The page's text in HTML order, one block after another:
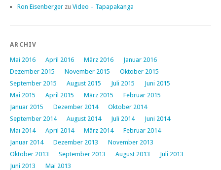
Ron Eisenberger zu Video – Tapapakanga
ARCHIV
Mai 2016 April 2016 März 2016
Januar 2016
Dezember 2015
November 2015
Oktober 2015
September 2015
August 2015 Juli 2015
Juni 2015
Mai 2015
April 2015 März 2015
Februar 2015
Januar 2015
Dezember 2014
Oktober 2014
September 2014
August 2014 Juli 2014
Juni 2014
Mai 2014
April 2014 März 2014
Februar 2014
Januar 2014
Dezember 2013
November 2013
Oktober 2013
September 2013 August 2013
Juli 2013
Juni 2013
Mai 2013